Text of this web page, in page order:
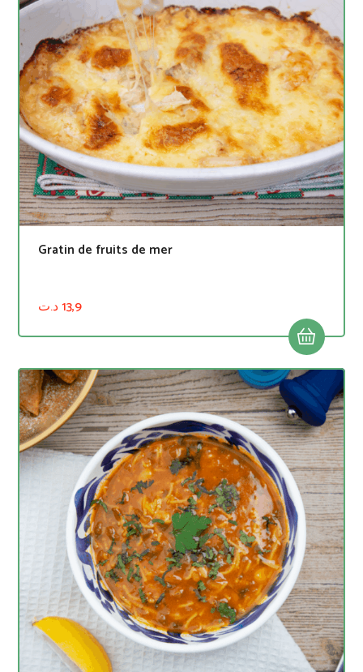
Gratin de fruits de mer
13,9د.ت